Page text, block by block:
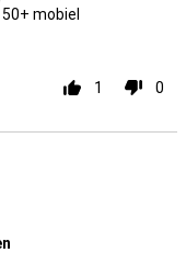
mobiel
1 0